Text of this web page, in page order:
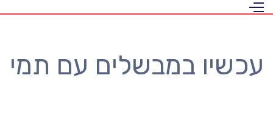
עכשיו במבשלים עם תמי